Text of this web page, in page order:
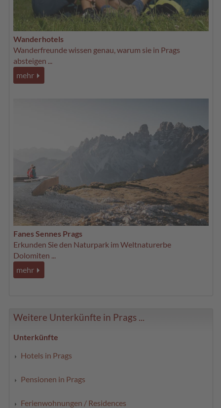
Wanderhotels
Wanderfreunde wissen genau, warum sie in Prags
absteigen ...
mehr
Fanes Sennes Prags
Erkunden Sie den Naturpark im Weltnaturerbe
Dolomiten ...
mehr
Weitere Unterkünfte in Prags ...
Unterkünfte
Hotels in Prags
Pensionen in Prags
Ferienwohnungen / Residences